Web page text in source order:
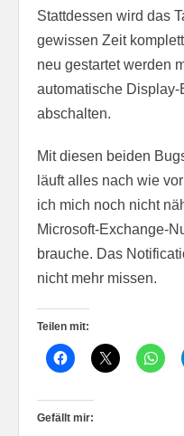
Stattdessen wird das
gewissen Zeit
neu gestartet werden
automatische
abschalten.
Mit diesen beiden
läuft alles nach wie
ich mich noch nicht
Microsoft-Exchange-
brauche. Das
nicht mehr missen.
Teilen mit:
Gefällt mir: